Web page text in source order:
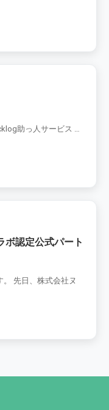
助っ人サービス …
認定公式パート
先日、株式会社ヌ